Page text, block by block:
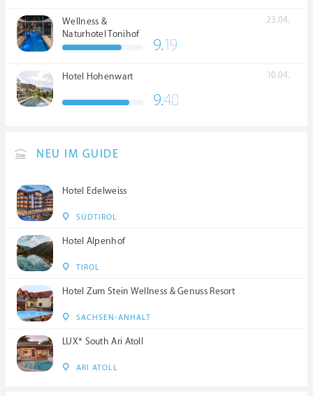
Wellness &
Naturhotel Tonihof
****S
23.04.
9.19
Hotel Hohenwart 10.04.
9.48
NEU IM GUIDE
Hotel Edelweiss
SÜDTIROL
Hotel Alpenhof
TIROL
Hotel Zum Stein Wellness & Genuss Resort
SACHSEN-ANHALT
LUX* South Ari Atoll
ARI ATOLL